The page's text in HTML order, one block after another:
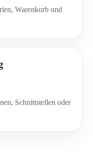
Warenkorb und
Schnittstellen oder